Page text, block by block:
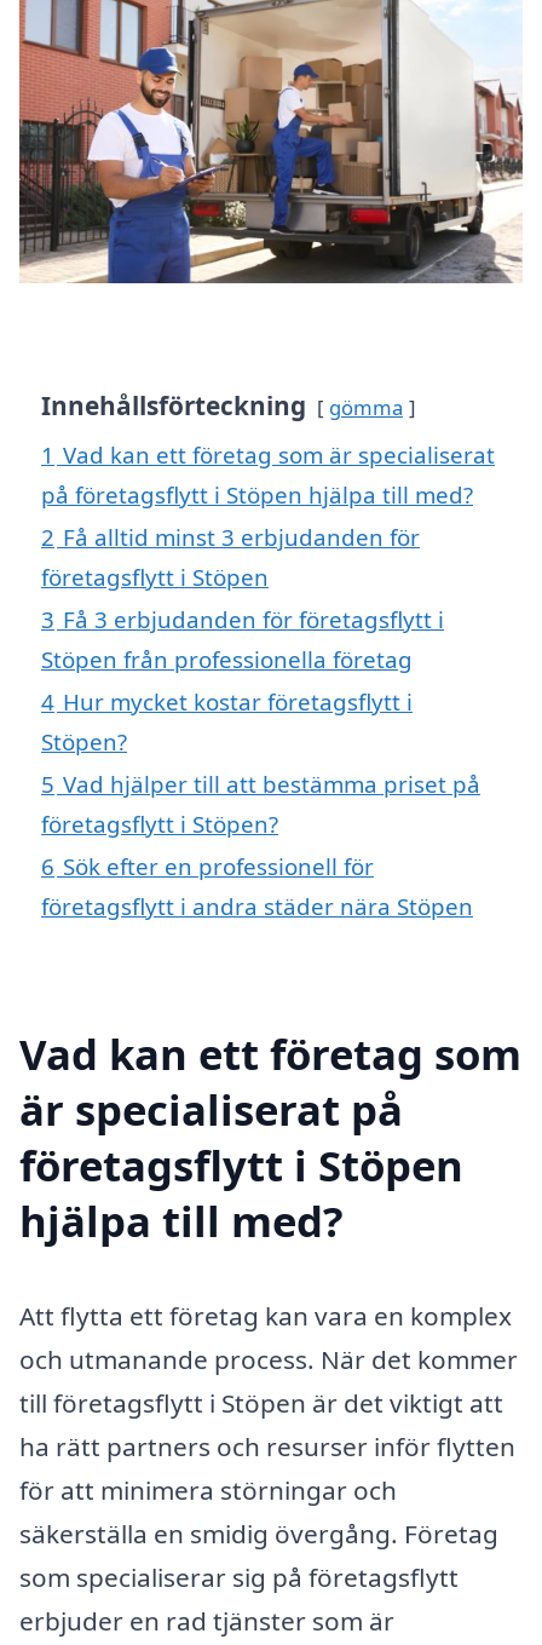
Innehållsförteckning gömma
1 Vad kan ett företag som är specialiserat
på företagsflytt i Stöpen hjälpa till med?
2 Få alltid minst 3 erbjudanden för
företagsflytt i Stöpen
3 Få 3 erbjudanden för företagsflytt i
Stöpen från professionella företag
4 Hur mycket kostar företagsflytt i
Stöpen?
5 Vad hjälper till att bestämma priset på
företagsflytt i Stöpen?
6 Sök efter en professionell för
företagsflytt i andra städer nära Stöpen
Vad kan ett företag som
är specialiserat på
företagsflytt i Stöpen
hjälpa till med?
Att flytta ett företag kan vara en komplex
och utmanande process. När det kommer
till företagsflytt i Stöpen är det viktigt att
ha rätt partners och resurser inför flytten
för att minimera störningar och
säkerställa en smidig övergång. Företag
som specialiserar sig på företagsflytt
erbjuder en rad tjänster som är